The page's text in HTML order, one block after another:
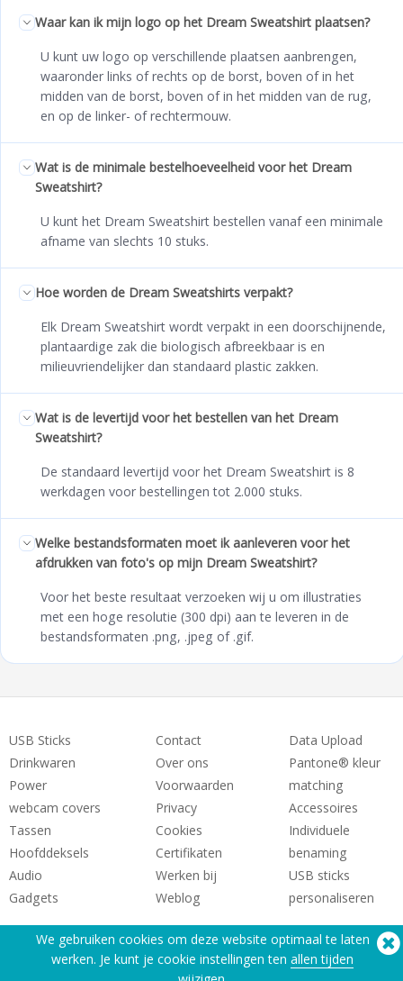
Waar kan ik mijn logo op het Dream Sweatshirt plaatsen?
U kunt uw logo op verschillende plaatsen aanbrengen,
waaronder links of rechts op de borst, boven of in het
midden van de borst, boven of in het midden van de rug,
en op de linker- of rechtermouw.
Wat is de minimale bestelhoeveelheid voor het Dream
Sweatshirt?
U kunt het Dream Sweatshirt bestellen vanaf een minimale
afname van slechts 10 stuks.
Hoe worden de Dream Sweatshirts verpakt?
Elk Dream Sweatshirt wordt verpakt in een doorschijnende,
plantaardige zak die biologisch afbreekbaar is en
milieuvriendelijker dan standaard plastic zakken.
Wat is de levertijd voor het bestellen van het Dream
Sweatshirt?
De standaard levertijd voor het Dream Sweatshirt is 8
werkdagen voor bestellingen tot 2.000 stuks.
Welke bestandsformaten moet ik aanleveren voor het
afdrukken van foto's op mijn Dream Sweatshirt?
Voor het beste resultaat verzoeken wij u om illustraties
met een hoge resolutie (300 dpi) aan te leveren in de
bestandsformaten .png, .jpeg of .gif.
USB Sticks
Drinkwaren
Power
webcam covers
Tassen
Hoofddeksels
Audio
Gadgets
Contact
Over ons
Voorwaarden
Privacy
Cookies
Certifikaten
Werken bij
Weblog
Data Upload
Pantone® kleur
matching
Accessoires
Individuele
benaming
USB sticks
personaliseren
We gebruiken cookies om deze website optimaal te laten
werken. Je kunt je cookie instellingen ten allen tijden